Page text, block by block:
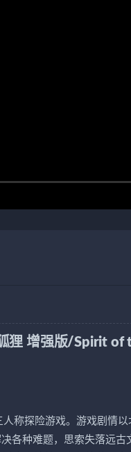
狸 增强版/Spirit of
称探险游戏。游戏剧情
各种难题，思索失落远